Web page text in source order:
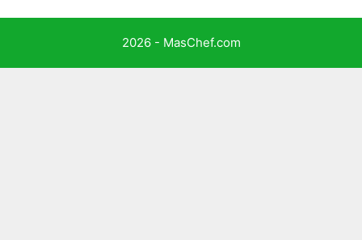
2026 - MasChef.com